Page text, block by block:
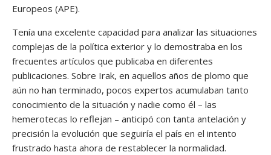
Europeos (APE).
Tenía una excelente capacidad para analizar las situaciones
complejas de la política exterior y lo demostraba en los
frecuentes artículos que publicaba en diferentes
publicaciones. Sobre Irak, en aquellos años de plomo que
aún no han terminado, pocos expertos acumulaban tanto
conocimiento de la situación y nadie como él – las
hemerotecas lo reflejan – anticipó con tanta antelación y
precisión la evolución que seguiría el país en el intento
frustrado hasta ahora de restablecer la normalidad.